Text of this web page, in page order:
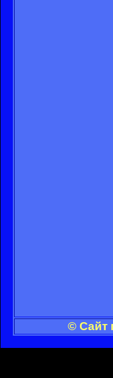
© Сайт